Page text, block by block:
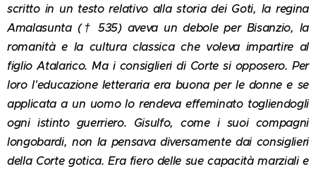
scritto in un testo relativo alla storia dei Goti, la regina
Amalasunta († 535) aveva un debole per Bisanzio, la
romanità e la cultura classica che voleva impartire al
figlio Atalarico. Ma i consiglieri di Corte si opposero. Per
loro l'educazione letteraria era buona per le donne e se
applicata a un uomo lo rendeva effeminato togliendogli
ogni istinto guerriero. Gisulfo, come i suoi compagni
longobardi, non la pensava diversamente dai consiglieri
della Corte gotica. Era fiero delle sue capacità marziali e